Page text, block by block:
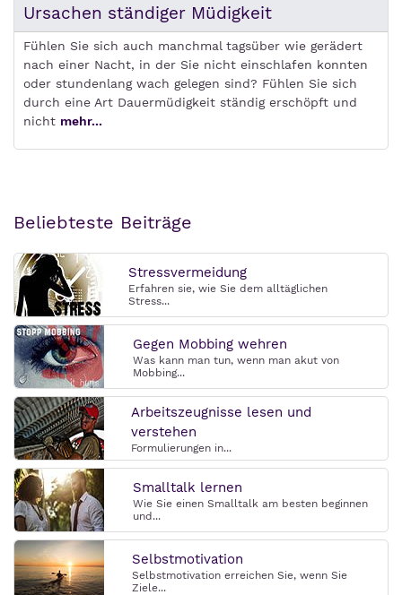
Ursachen ständiger Müdigkeit
Fühlen Sie sich auch manchmal tagsüber wie gerädert
nach einer Nacht, in der Sie nicht einschlafen konnten
oder stundenlang wach gelegen sind? Fühlen Sie sich
durch eine Art Dauermüdigkeit ständig erschöpft und
nicht mehr...
Beliebteste Beiträge
Stressvermeidung
Erfahren sie, wie Sie dem alltäglichen
Stress...
Gegen Mobbing wehren
Was kann man tun, wenn man akut von
Mobbing...
Arbeitszeugnisse lesen und
verstehen
Formulierungen in...
Smalltalk lernen
Wie Sie einen Smalltalk am besten beginnen
und...
Selbstmotivation
Selbstmotivation erreichen Sie, wenn Sie
Ziele...